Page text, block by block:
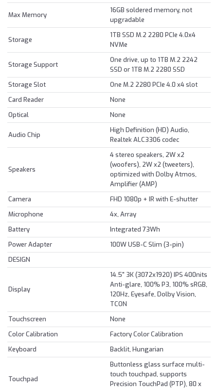
Max Memory
16GB soldered memory, not
upgradable
Storage
1TB SSD M.2 2280 PCIe 4.0x4
NVMe
Storage Support
One drive, up to 1TB M.2 2242
SSD or 1TB M.2 2280 SSD
Storage Slot
One M.2 2280 PCIe 4.0 x4 slot
Card Reader
None
Optical
None
Audio Chip
High Definition (HD) Audio,
Realtek ALC3306 codec
Speakers
4 stereo speakers, 2W x2
(woofers), 2W x2 (tweeters),
optimized with Dolby Atmos,
Amplifier (AMP)
Camera
FHD 1080p + IR with E-shutter
Microphone
4x, Array
Battery
Integrated 73Wh
Power Adapter
100W USB-C Slim (3-pin)
DESIGN
Display
14.5" 3K (3072x1920) IPS 400nits
Anti-glare, 100% P3, 100% sRGB,
120Hz, Eyesafe, Dolby Vision,
TCON
Touchscreen
None
Color Calibration
Factory Color Calibration
Keyboard
Backlit, Hungarian
Touchpad
Buttonless glass surface multi-
touch touchpad, supports
Precision TouchPad (PTP), 80 x